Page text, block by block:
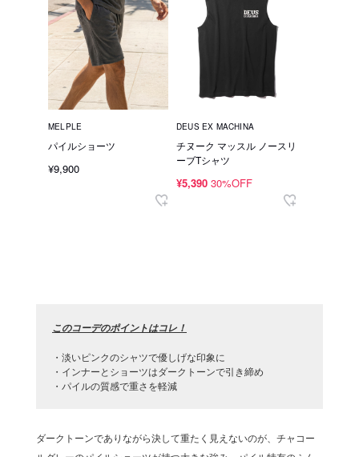
MELPLE
パイルショーツ
¥9,900
DEUS EX MACHINA
チヌーク マッスル ノースリ
ーブTシャツ
¥5,390 30%OFF
このコーデのポイントはコレ！
・淡いピンクのシャツで優しげな印象に
・インナーとショーツはダークトーンで引き締め
・パイルの質感で重さを軽減
ダークトーンでありながら決して重たく見えないのが、チャコー